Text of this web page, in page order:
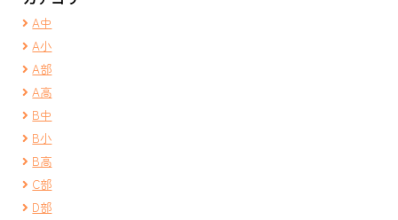
A中
A小
A部
A高
B中
B小
B高
C部
D部